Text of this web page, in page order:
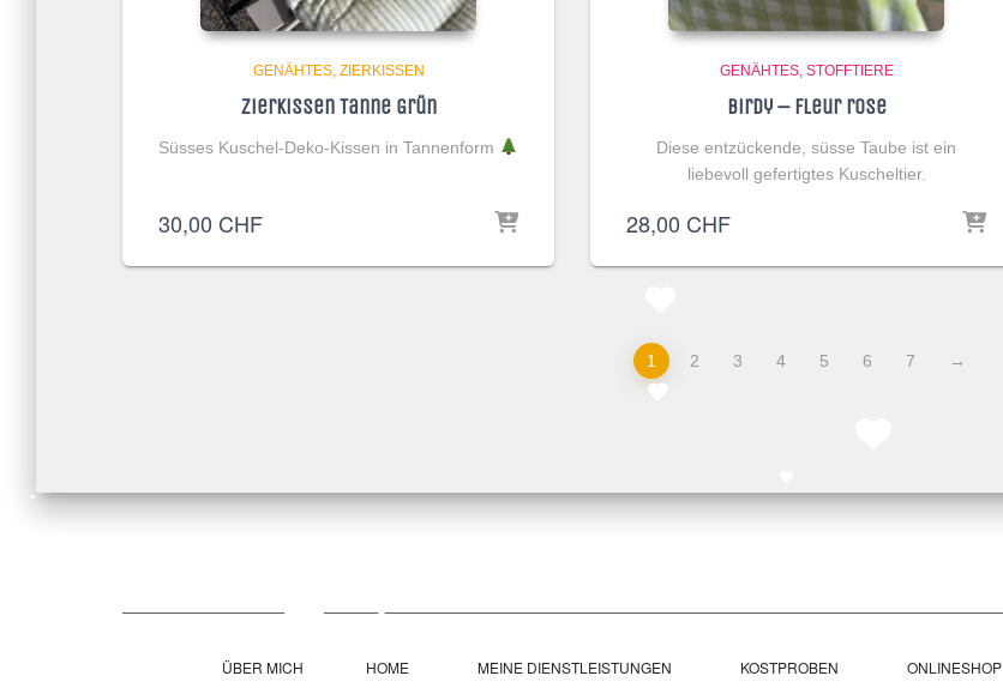
GENÄHTES ZIERKISSEN
Zierkissen Tanne Grün
Süsses Kuschel-Deko-Kissen in Tannenform
30,00 CHF
GENÄHTES STOFFTIERE
Birdy – Fleur rose
Diese entzückende, süsse Taube ist ein
liebevoll gefertigtes Kuscheltier.
28,00 CHF
1 2 3 4 5 6 7 →
ÜBER MICH HOME MEINE DIENSTLEISTUNGEN KOSTPROBEN ONLINESHOP